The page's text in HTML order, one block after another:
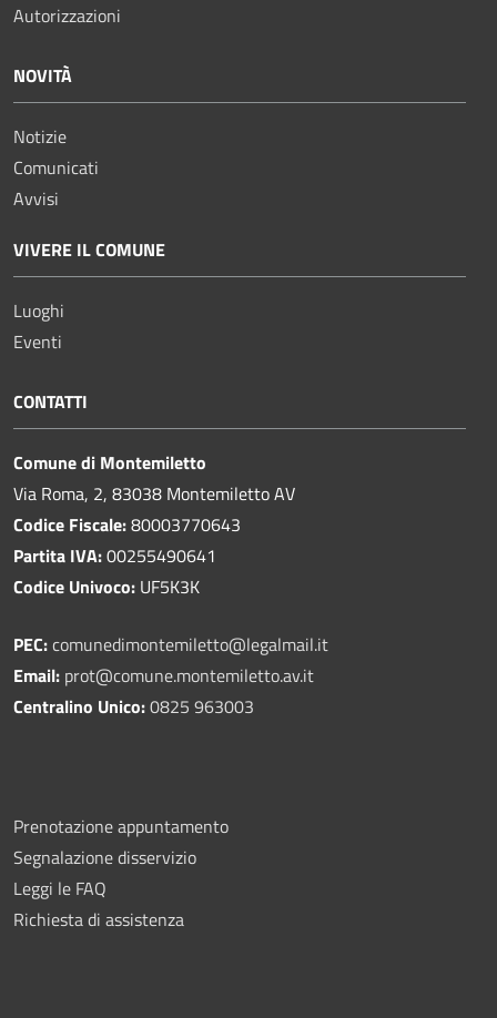
Autorizzazioni
NOVITÀ
Notizie
Comunicati
Avvisi
VIVERE IL COMUNE
Luoghi
Eventi
CONTATTI
Comune di Montemiletto
Via Roma, 2, 83038 Montemiletto AV
Codice Fiscale:80003770643
Partita IVA:00255490641
Codice Univoco: UF5K3K
PEC:comunedimontemiletto@legalmail.it
Email: prot@comune.montemiletto.av.it
Centralino Unico:0825 963003
Prenotazione appuntamento
Segnalazione disservizio
Leggi le FAQ
Richiesta di assistenza